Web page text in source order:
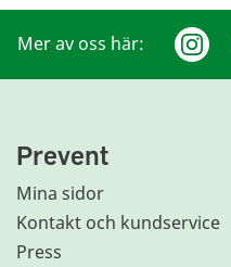
Mer av oss här:
Prevent
Mina sidor
Kontakt och kundservice
Press